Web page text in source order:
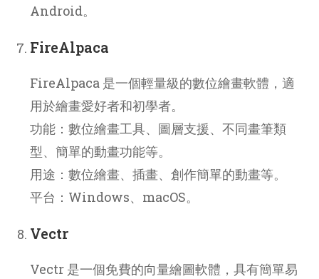
Android。
FireAlpaca
FireAlpaca 是一個輕量級的數位繪畫軟體，適
用於繪畫愛好者和初學者。
功能：數位繪畫工具、圖層支援、不同畫筆類
型、簡單的動畫功能等。
用途：數位繪畫、插畫、創作簡單的動畫等。
平台：Windows、macOS。
Vectr
Vectr 是一個免費的向量繪圖軟體，具有簡單易